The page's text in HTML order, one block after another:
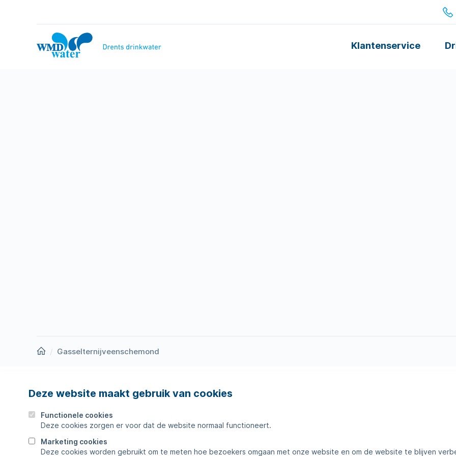
Deze website maakt gebruik van cookies
Functionele cookies
Deze cookies zorgen er voor dat de website normaal functioneert.
Marketing cookies
Deze cookies worden gebruikt om te meten hoe bezoekers omgaan met onze website en om de website te blijven
WMD
Drinkwater
Klantenservice
Homepage
Gasselternijveenschemond
Nieuws
Werken bij
Zakelijk
Storingen
Veelgestelde vragen